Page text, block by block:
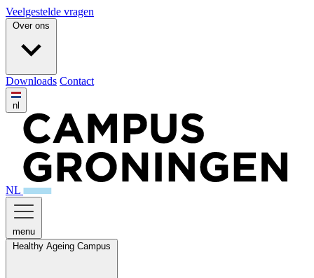
Veelgestelde vragen
Over ons
Downloads Contact
nl
NL
menu
Healthy Ageing Campus